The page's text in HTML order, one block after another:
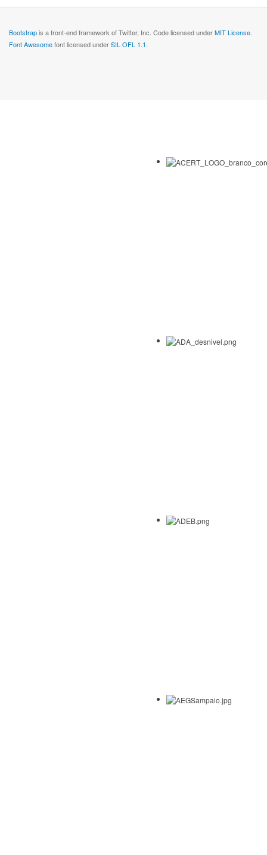
Bootstrapis a front-end framework of Twitter, Inc. Code licensed underMIT License.
Font Awesomefont licensed underSIL OFL 1.1